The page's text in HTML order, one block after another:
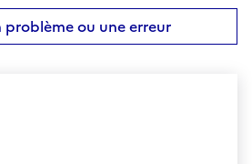
problème ou une erreur